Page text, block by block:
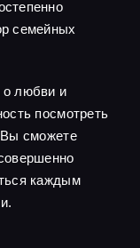
семейных
о любви и
посмотреть
сможете
каждым